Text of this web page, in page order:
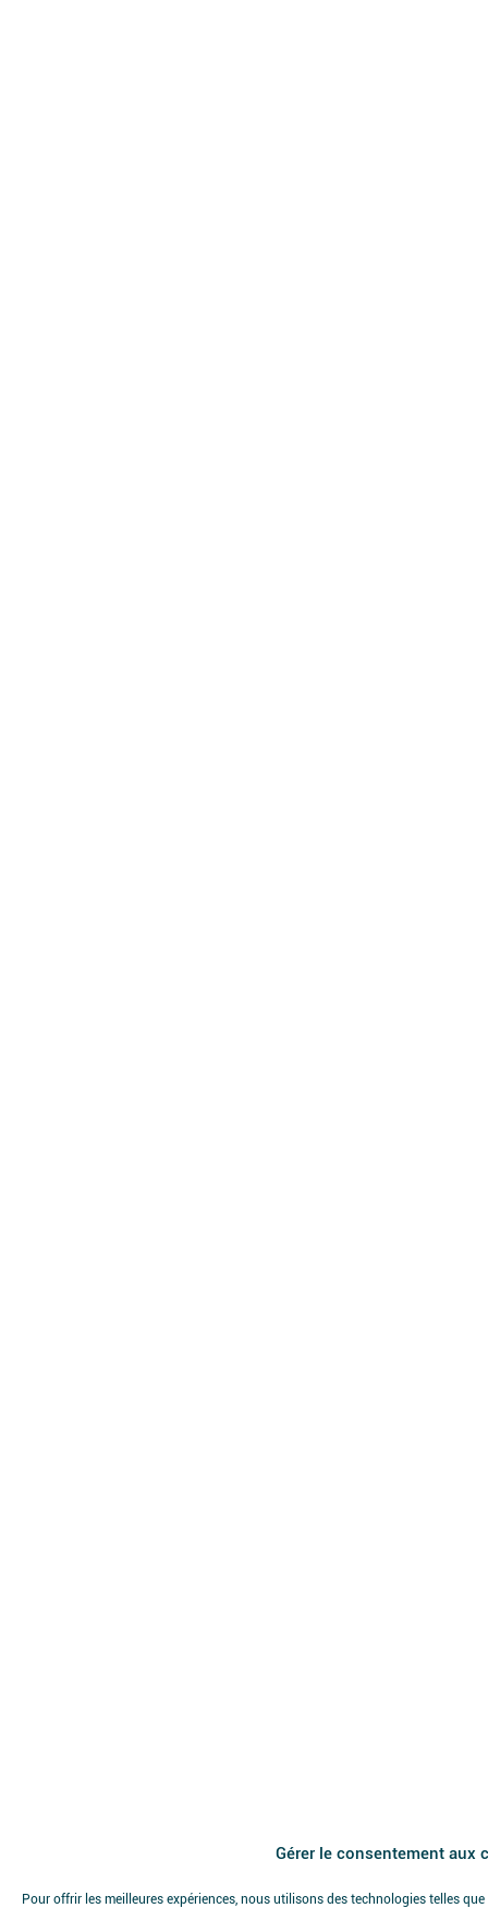
Gérer le consentement aux
Pour offrir les meilleures expériences, nous utilisons des technologies telles